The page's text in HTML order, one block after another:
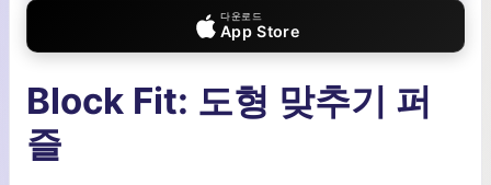
다운로드
App Store
Block Fit: 도형 맞추기 퍼
즐